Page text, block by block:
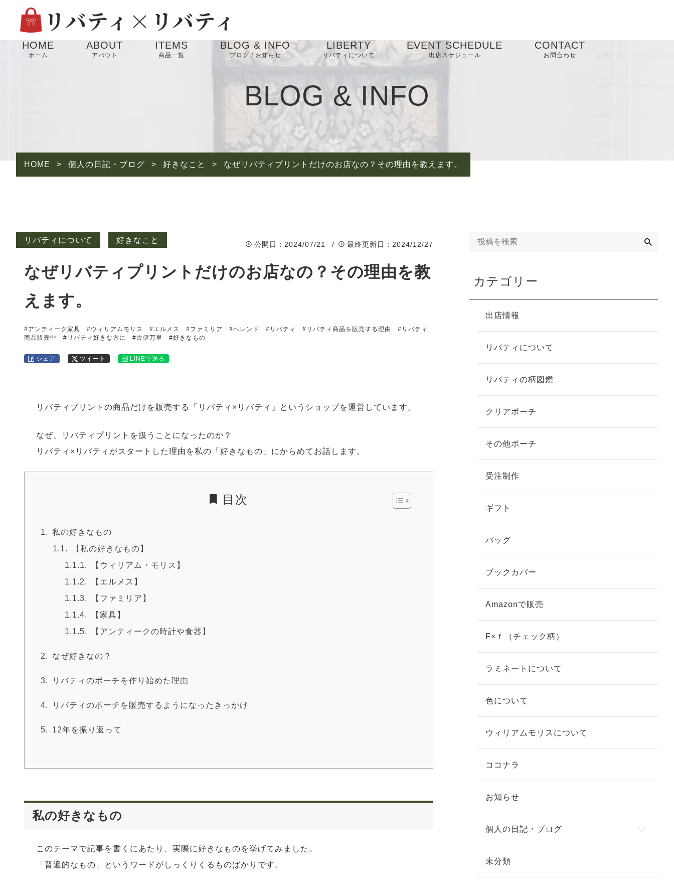
HOME
ホーム
ABOUT
アバウト
ITEMS
商品一覧
BLOG & INFO
ブログ / お知らせ
LIBERTY
リバティについて
EVENT SCHEDULE
出店スケジュール
CONTACT
お問合わせ
BLOG & INFO
HOME > 個人の日記・ブログ > 好きなこと > なぜリバティプリントだけのお店なの？その理由を教えます。
リバティについて 好きなこと
公開日 ：2024/07/21 / 最終更新日 ：2024/12/27
なぜリバティプリントだけのお店なの？その理由を教
えます。
#アンティーク家具 #ウィリアムモリス #エルメス #ファミリア #ヘレンド #リバティ #リバティ商品を販売する理由
#リバティ
商品販売中
#リバティ好きな方に #古伊万里 #好きなもの
シェア ツイート LINEで送る
リバティプリントの商品だけを販売する「リバティ×リバティ」というショップを運営しています。
なぜ、リバティプリントを扱うことになったのか？
リバティ×リバティがスタートした理由を私の「好きなもの」にからめてお話します。
目次
私の好きなもの
【私の好きなもの】
【ウィリアム・モリス】
【エルメス】
【ファミリア】
【家具】
【アンティークの時計や食器】
なぜ好きなの？
リバティのポーチを作り始めた理由
リバティのポーチを販売するようになったきっかけ
12年を振り返って
私の好きなもの
このテーマで記事を書くにあたり、実際に好きなものを挙げてみました。
「普遍的なもの」というワードがしっくりくるものばかりです。
カテゴリー
出店情報
リバティについて
リバティの柄図鑑
クリアポーチ
その他ポーチ
受注制作
ギフト
バッグ
ブックカバー
Amazonで販売
F×ｆ（チェック柄）
ラミネートについて
色について
ウィリアムモリスについて
ココナラ
お知らせ
個人の日記・ブログ
未分類